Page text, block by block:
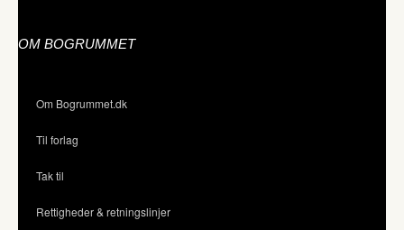
OM BOGRUMMET
Om Bogrummet.dk
Til forlag
Tak til
Rettigheder & retningslinjer